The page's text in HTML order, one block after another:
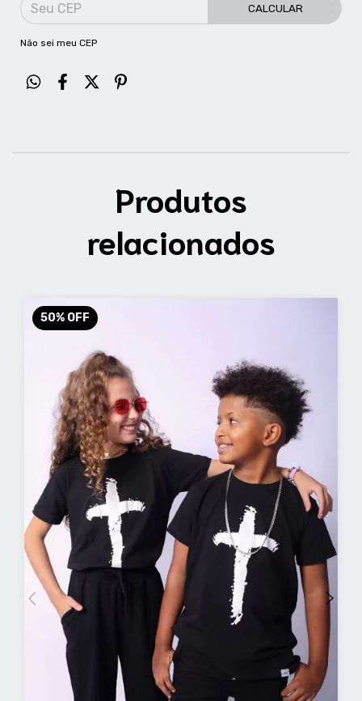
CALCULAR
Não sei meu CEP
Produtos
relacionados
50% OFF